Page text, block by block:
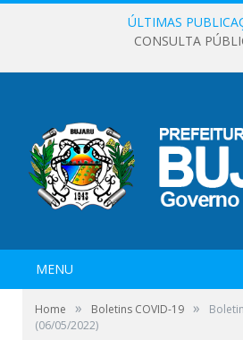
ÚLTIMAS
CONSULTA
MENU
Home » Boletins COVID-19 »
(06/05/2022)